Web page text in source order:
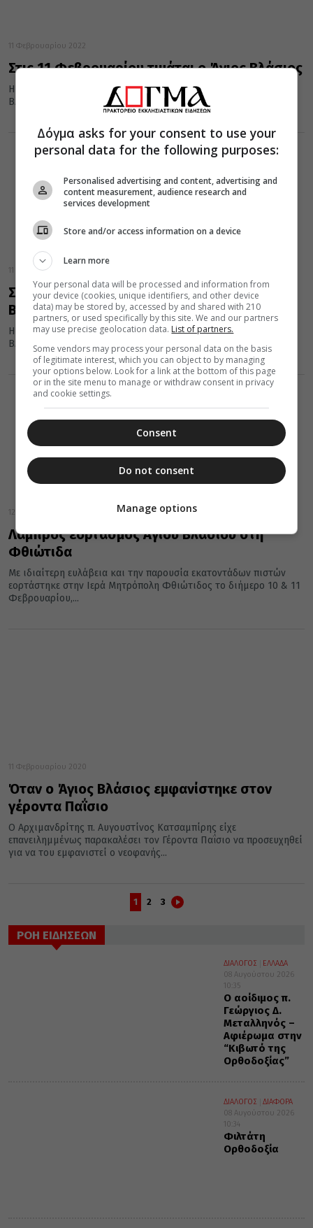
11 Φεβρουαρίου 2022
Στις 11 Φεβρουαρίου τιμάται ο Άγιος Βλάσιος
Η Εκκλησία τιμά στις 11 Φεβρουαρίου τη μνήμη του Αγίου
Βλασίου του Επισκόπου Σεβαστείας.
11 Φεβρουαρίου 2021
Σήμερα 11 Φεβρουαρίου εορτάζει ο Άγιος
Βλάσιος
Η Εκκλησία τιμά στις 11 Φεβρουαρίου τη μνήμη του Αγίου
Βλασίου του Επισκόπου Σεβαστείας.
12 Φεβρουαρίου 2020
Λαμπρός εορτασμός Αγίου Βλασίου στη
Φθιώτιδα
Με ιδιαίτερη ευλάβεια και την παρουσία εκατοντάδων πιστών
εορτάστηκε στην Ιερά Μητρόπολη Φθιώτιδος το διήμερο 10 & 11
Φεβρουαρίου,...
11 Φεβρουαρίου 2020
Όταν ο Άγιος Βλάσιος εμφανίστηκε στον
γέροντα Παΐσιο
Ο Αρχιμανδρίτης π. Αυγουστίνος Κατσαμπίρης είχε
επανειλημμένως παρακαλέσει τον Γέροντα Παΐσιο να προσευχηθεί
για να του εμφανιστεί ο νεοφανής...
1 2 3
ΡΟΗ ΕΙΔΗΣΕΩΝ
ΔΙΑΛΟΓΟΣ
ΕΛΛΑΔΑ
08 Αυγούστου 2026
10:35
Ο αοίδιμος π.
Γεώργιος Δ.
Μεταλληνός –
Αφιέρωμα στην
“Κιβωτό της
Ορθοδοξίας”
ΔΙΑΛΟΓΟΣ
ΔΙΑΦΟΡΑ
08 Αυγούστου 2026
10:34
Φιλτάτη
Ορθοδοξία
Δόγμα asks for your consent to use your
personal data for the following purposes:
Personalised advertising and content, advertising and
content measurement, audience research and
services development
Store and/or access information on a device
Learn more
Your personal data will be processed and information from
your device (cookies, unique identifiers, and other device
data) may be stored by, accessed by and shared with 210
partners, or used specifically by this site. We and our partners
may use precise geolocation data. List of partners.
Some vendors may process your personal data on the basis
of legitimate interest, which you can object to by managing
your options below. Look for a link at the bottom of this page
or in the site menu to manage or withdraw consent in privacy
and cookie settings.
Consent
Do not consent
Manage options